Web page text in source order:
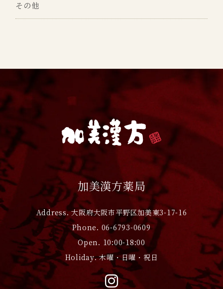
その他
加美漢方薬局
Address. 大阪府大阪市平野区加美東3-17-16
Phone. 06-6793-0609
Open. 10:00-18:00
Holiday. 木曜・日曜・祝日